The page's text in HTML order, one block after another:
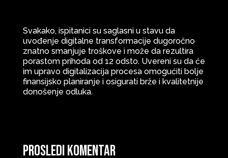
Svakako, ispitanici su saglasni u stavu da
uvođenje digitalne transformacije dugoročno
znatno smanjuje troškove i može da rezultira
porastom prihoda od 12 odsto. Uvereni su da će
im upravo digitalizacija procesa omogućiti bolje
finansijsko planiranje i osigurati brže i kvalitetnije
donošenje odluka.
Prosledi komentar